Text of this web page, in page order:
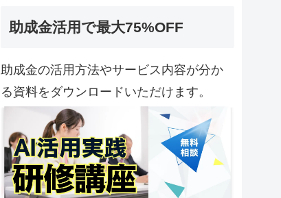
助成金活用で最大75%OFF
助成金の活用方法やサービス内容が分か
る資料をダウンロードいただけます。